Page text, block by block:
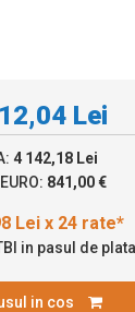
Lei
4 142,18 Lei
841,00 €
in pasul de plata
in cos